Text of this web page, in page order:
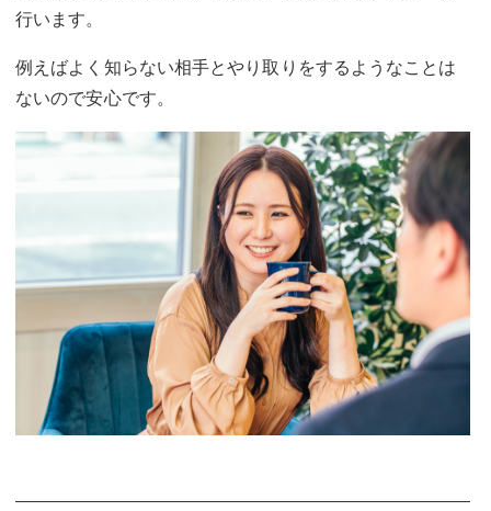
行います。
例えばよく知らない相手とやり取りをするようなことは
ないので安心です。